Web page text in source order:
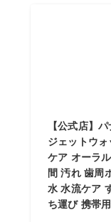
【公式店】
ジェットウ
ケア オーラ
間 汚れ 歯周
水 水流ケア
ち運び 携帯